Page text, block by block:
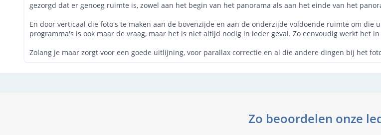
gezorgd dat er genoeg ruimte is, zowel aan het begin van het panorama als aan het einde van het
En door verticaal die foto's te maken aan de bovenzijde en aan de onderzijde voldoende ruimte om
programma's is ook maar de vraag, maar het is niet altijd nodig in ieder geval. Zo eenvoudig werkt het
Zolang je maar zorgt voor een goede uitlijning, voor parallax correctie en al die andere dingen bij het
Zo beoordelen onze